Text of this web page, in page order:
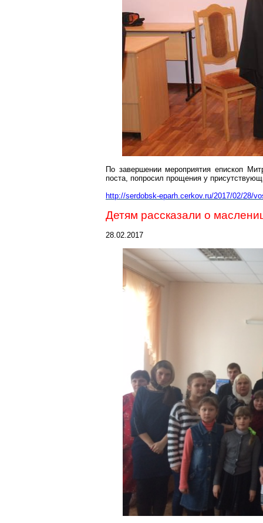
По завершении мероприятия епископ
поста, попросил прощения у
http://serdobsk-eparh.cerkov.ru/2017/02/28/
Детям рассказали о
28.02.2017